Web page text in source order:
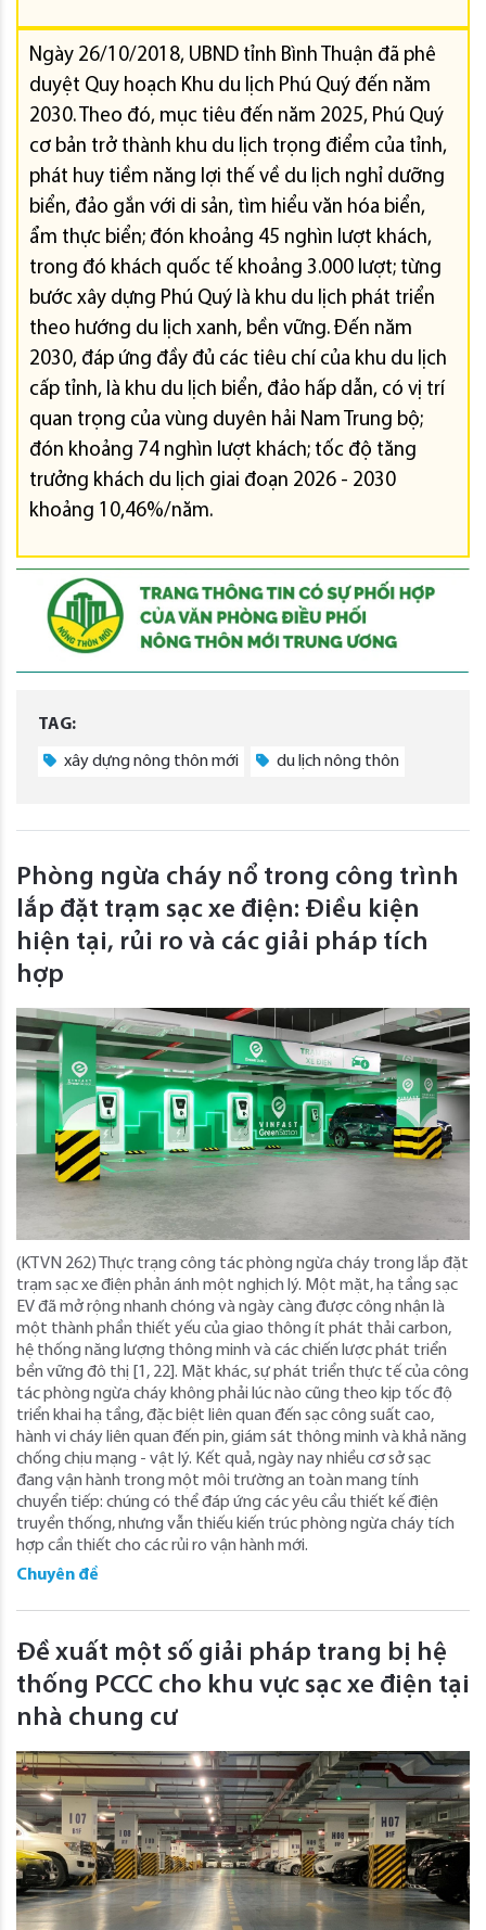
Ngày 26/10/2018, UBND tỉnh Bình Thuận đã phê
duyệt Quy hoạch Khu du lịch Phú Quý đến năm
2030. Theo đó, mục tiêu đến năm 2025, Phú Quý
cơ bản trở thành khu du lịch trọng điểm của tỉnh,
phát huy tiềm năng lợi thế về du lịch nghỉ dưỡng
biển, đảo gắn với di sản, tìm hiểu văn hóa biển,
ẩm thực biển; đón khoảng 45 nghìn lượt khách,
trong đó khách quốc tế khoảng 3.000 lượt; từng
bước xây dựng Phú Quý là khu du lịch phát triển
theo hướng du lịch xanh, bền vững. Đến năm
2030, đáp ứng đầy đủ các tiêu chí của khu du lịch
cấp tỉnh, là khu du lịch biển, đảo hấp dẫn, có vị trí
quan trọng của vùng duyên hải Nam Trung bộ;
đón khoảng 74 nghìn lượt khách; tốc độ tăng
trưởng khách du lịch giai đoạn 2026 - 2030
khoảng 10,46%/năm.
TAG:
xây dựng nông thôn mới du lịch nông thôn
Phòng ngừa cháy nổ trong công trình
lắp đặt trạm sạc xe điện: Điều kiện
hiện tại, rủi ro và các giải pháp tích
hợp
(KTVN 262) Thực trạng công tác phòng ngừa cháy trong lắp đặt
trạm sạc xe điện phản ánh một nghịch lý. Một mặt, hạ tầng sạc
EV đã mở rộng nhanh chóng và ngày càng được công nhận là
một thành phần thiết yếu của giao thông ít phát thải carbon,
hệ thống năng lượng thông minh và các chiến lược phát triển
bền vững đô thị [1, 22]. Mặt khác, sự phát triển thực tế của công
tác phòng ngừa cháy không phải lúc nào cũng theo kịp tốc độ
triển khai hạ tầng, đặc biệt liên quan đến sạc công suất cao,
hành vi cháy liên quan đến pin, giám sát thông minh và khả năng
chống chịu mạng - vật lý. Kết quả, ngày nay nhiều cơ sở sạc
đang vận hành trong một môi trường an toàn mang tính
chuyển tiếp: chúng có thể đáp ứng các yêu cầu thiết kế điện
truyền thống, nhưng vẫn thiếu kiến trúc phòng ngừa cháy tích
hợp cần thiết cho các rủi ro vận hành mới.
Chuyên đề
Đề xuất một số giải pháp trang bị hệ
thống PCCC cho khu vực sạc xe điện tại
nhà chung cư